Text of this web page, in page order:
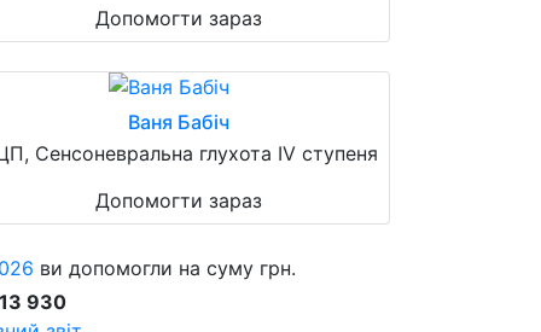
Допомогти зараз
Ваня Бабіч
Сенсоневральна глухота IV ступеня
Допомогти зараз
ви допомогли на суму грн.
930